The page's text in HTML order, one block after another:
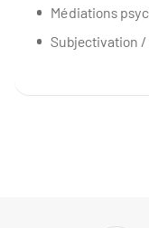
Médiations
Subjectivation